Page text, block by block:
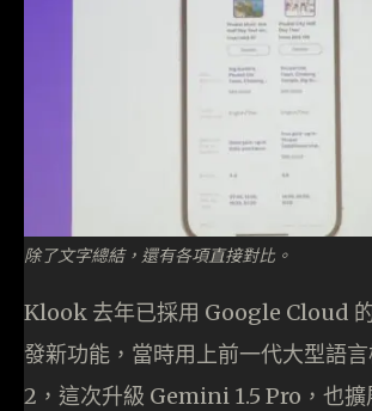
除了文字總結，還有各項直接對比。
Klook 去年已採用 Google Cloud
發新功能，當時用上前一代大型語
2，這次升級 Gemini 1.5 Pro，也擴